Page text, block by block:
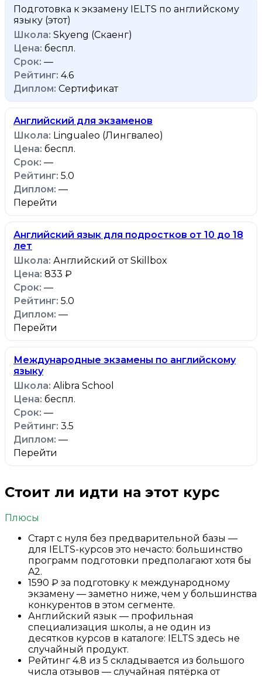
Подготовка к экзамену IELTS по английскому
языку (этот)
Skyeng (Скаенг)
беспл.
—
4.6
Сертификат
Английский для экзаменов
Lingualeo (Лингвалео)
беспл.
—
5.0
—
Перейти
Английский язык для подростков от 10 до 18
лет
Английский от Skillbox
833 ₽
—
5.0
—
Перейти
Международные экзамены по английскому
языку
Alibra School
беспл.
—
3.5
—
Перейти
Стоит ли идти на этот курс
Плюсы
Старт с нуля без предварительной базы —
для IELTS-курсов это нечасто: большинство
программ подготовки предполагают хотя бы
A2.
1590 ₽ за подготовку к международному
экзамену — заметно ниже, чем у большинства
конкурентов в этом сегменте.
Английский язык — профильная
специализация школы, а не один из
десятков курсов в каталоге: IELTS здесь не
случайный продукт.
Рейтинг 4.8 из 5 складывается из большого
числа отзывов — случайная пятёрка от